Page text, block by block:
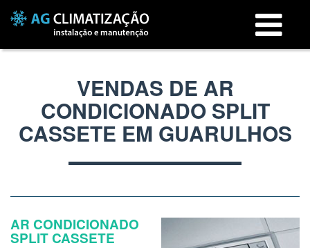
Menu
VENDAS DE AR
CONDICIONADO SPLIT
CASSETE EM GUARULHOS
AR CONDICIONADO
SPLIT CASSETE